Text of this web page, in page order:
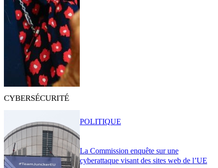
CYBERSÉCURITÉ
La Commission enquête sur une
cyberattaque visant des sites web de l’UE
POLITIQUE